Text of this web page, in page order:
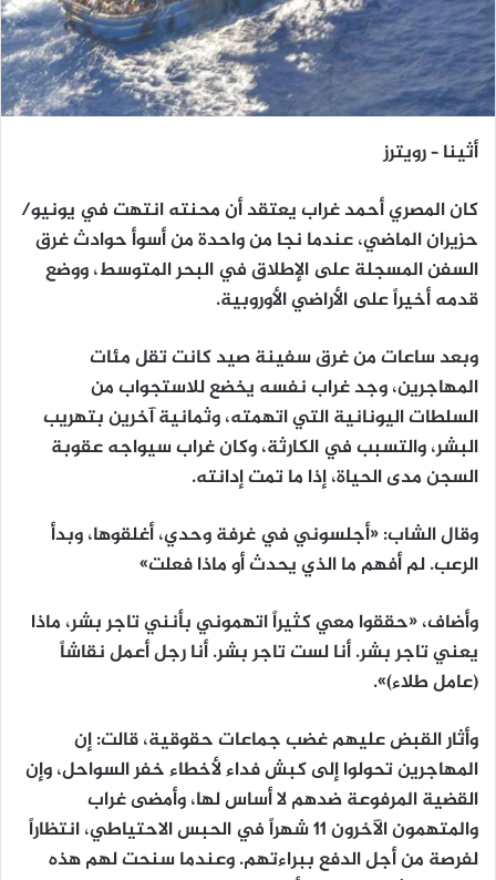
أثينا – رويترز
كان المصري أحمد غراب يعتقد أن محنته انتهت في يونيو/
حزيران الماضي، عندما نجا من واحدة من أسوأ حوادث غرق
السفن المسجلة على الإطلاق في البحر المتوسط، ​​ووضع
قدمه أخيراً على الأراضي الأوروبية.
وبعد ساعات من غرق سفينة صيد كانت تقل مئات
المهاجرين، وجد غراب نفسه يخضع للاستجواب من
السلطات اليونانية التي اتهمته، وثمانية آخرين بتهريب
البشر، والتسبب في الكارثة، وكان غراب سيواجه عقوبة
السجن مدى الحياة، إذا ما تمت إدانته.
وقال الشاب: «أجلسوني في غرفة وحدي، أغلقوها، وبدأ
الرعب. لم أفهم ما الذي يحدث أو ماذا فعلت»
وأضاف، «حققوا معي كثيراً اتهموني بأنني تاجر بشر، ماذا
يعني تاجر بشر. أنا لست تاجر بشر. أنا رجل أعمل نقاشاً
(عامل طلاء)».
وأثار القبض عليهم غضب جماعات حقوقية، قالت: إن
المهاجرين تحولوا إلى كبش فداء لأخطاء خفر السواحل، وإن
القضية المرفوعة ضدهم لا أساس لها، وأمضى غراب
والمتهمون الآخرون 11 شهراً في الحبس الاحتياطي، انتظاراً
لفرصة من أجل الدفع ببراءتهم. وعندما سنحت لهم هذه